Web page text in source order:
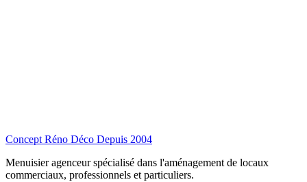
Concept Réno Déco Depuis 2004
Menuisier agenceur spécialisé dans l'aménagement de locaux
commerciaux, professionnels et particuliers.